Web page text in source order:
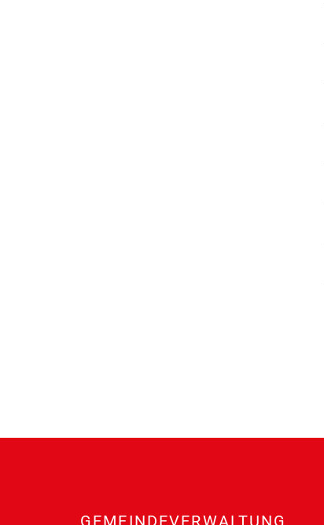
Fusszeile
GEMEINDEVERWALTUNG